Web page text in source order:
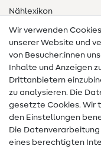
Nählexikon
Nähanleitungen
Hilfe & Kontakt
Kontakt
Infos zum
Widerrufsrecht
Wir verwenden
unserer Website und
von Besucher:innen
Inhalte und Anzeigen
Drittanbietern
zu analysieren. Die
gesetzte Cookies. Wir
den Einstellungen
Die
eines berechtigten